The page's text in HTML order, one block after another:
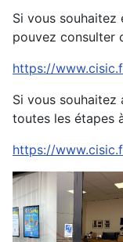
Si vous souhaitez
pouvez consulter
https://
Si vous souhaitez
toutes les étapes
https://